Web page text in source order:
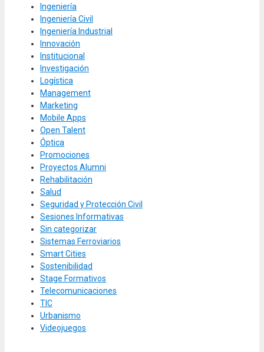
Ingeniería
Ingeniería Civil
Ingeniería Industrial
Innovación
Institucional
Investigación
Logística
Management
Marketing
Mobile Apps
Open Talent
Óptica
Promociones
Proyectos Alumni
Rehabilitación
Salud
Seguridad y Protección Civil
Sesiones Informativas
Sin categorizar
Sistemas Ferroviarios
Smart Cities
Sostenibilidad
Stage Formativos
Telecomunicaciones
TIC
Urbanismo
Videojuegos